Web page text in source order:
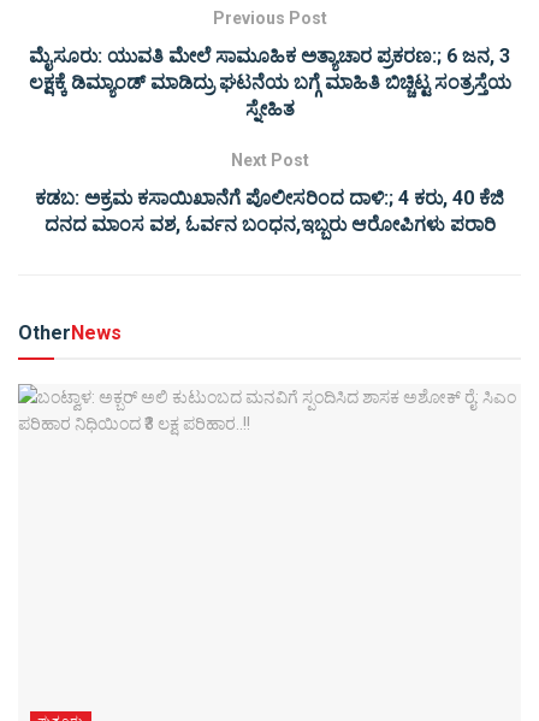
Previous Post
ಮೈಸೂರು: ಯುವತಿ ಮೇಲೆ ಸಾಮೂಹಿಕ ಅತ್ಯಾಚಾರ ಪ್ರಕರಣ:; 6 ಜನ, 3
ಲಕ್ಷಕ್ಕೆ ಡಿಮ್ಯಾಂಡ್ ಮಾಡಿದ್ರು ಘಟನೆಯ ಬಗ್ಗೆ ಮಾಹಿತಿ ಬಿಚ್ಚಿಟ್ಟ ಸಂತ್ರಸ್ತೆಯ
ಸ್ನೇಹಿತ
Next Post
ಕಡಬ: ಅಕ್ರಮ ಕಸಾಯಿಖಾನೆಗೆ ಪೊಲೀಸರಿಂದ ದಾಳಿ:; 4 ಕರು, 40 ಕೆಜಿ
ದನದ ಮಾಂಸ ವಶ, ಓರ್ವನ ಬಂಧನ,ಇಬ್ಬರು ಆರೋಪಿಗಳು ಪರಾರಿ
Other News